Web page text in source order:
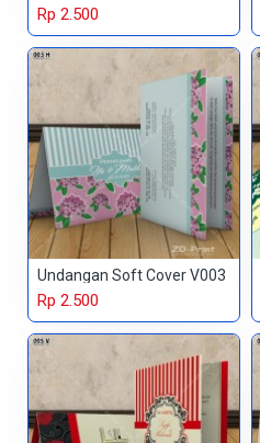
Rp 2.500
Undangan Soft Cover V003
Rp 2.500